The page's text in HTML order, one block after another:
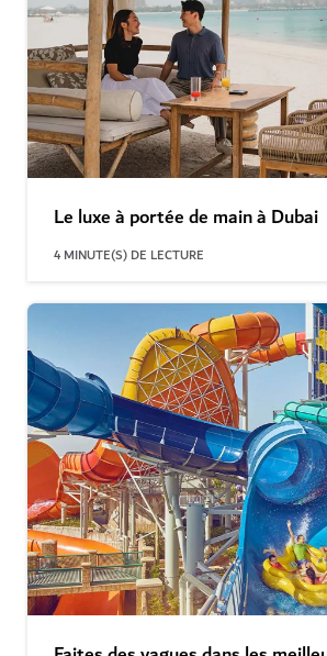
Le luxe à portée de main à Dubai
4 MINUTE(S) DE LECTURE